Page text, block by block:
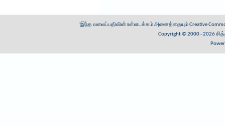
"இந்த வலைப்பதிவின் உள்ளடக்கம் அனைத்தையும்Creative
Copyright © 2000 - 2026